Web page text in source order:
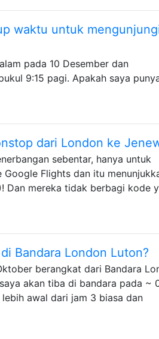
waktu untuk
pada 10 Desember dan
9:15 pagi. Apakah saya
dari London ke
sebentar, hanya untuk
Flights dan itu
Dan mereka tidak berbagi kode
Bandara London Luton?
berangkat dari Bandara
akan tiba di bandara pada ~
awal dari jam 3 biasa dan